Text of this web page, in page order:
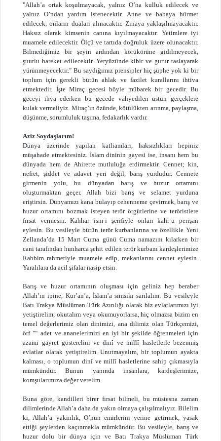
"Allah’a ortak koşulmayacak, yalnız O’na kulluk edilecek ve
yalnız O’ndan yardım istenecektir. Anne ve babaya hürmet
edilecek, onların duaları alınacaktır. Zinaya yaklaşılmayacaktır.
Haksız olarak kimsenin canına kıyılmayacaktır. Yetimlere iyi
muamele edilecektir. Ölçü ve tartıda doğruluk üzere olunacaktır.
Bilmediğimiz bir şeyin ardından körükörüne gidilmeyecek,
şuurlu hareket edilecektir. Yeryüzünde kibir ve gurur taslayarak
yürünmeyecektir." Bu saydığımız prensipler hiç şüphe yok ki bir
toplum için gerekli bütün ahlak ve fazilet kurallarını ihtiva
etmektedir. İşte Miraç gecesi böyle mübarek bir gecedir. Bu
geceyi ihya ederken bu gecede vahyedilen üstün gerçeklere
kulak vermeliyiz. Miraç’ın özünde, kötülükten arınma, paylaşma,
düşünme, sorumluluk taşıma, fedakarlık vardır.
Aziz Soydaşlarım!
Dünya üzerinde yapılan katliamları, haksızlıkları hepiniz
müşahade etmektesiniz. İslam dininin gayesi ise, insanı hem bu
dünyada hem de Ahirette mutluluğa erdirmektir. Cennet; kin,
nefret, şiddet ve adavet yeri değil, barış yurdudur. Cennete
girmenin yolu, bu dünyadan barış ve huzur ortamını
oluşturmaktan geçer. Allah bizi barış ve selamet yurduna
eriştirsin. Dünyamızı kana bulayıp cehenneme çevirmek, barış ve
huzur ortamını bozmak isteyen terör örgütlerine ve teröristlere
fırsat vermesin. Kahhar ism-i şerifiyle onları kahr-u perişan
eylesin. Bu vesileyle bütün terör kurbanlarına ve özellikle Yeni
Zellanda’da 15 Mart Cuma günü Cuma namazını kılarken bir
cani tarafından hunharca şehit edilen terör kurbanı kardeşlerimize
Rabbim rahmetiyle muamele edip, mekanlarını cennet eylesin.
Yaralılara da acil şifalar nasip etsin.
Barış ve huzur ortamının oluşması için geliniz hep beraber
Allah’ın ipine, Kur’an’a, İslam’a sımsıkı sarılalım. Bu vesileyle
Batı Trakya Müslüman Türk Azınlığı olarak biz evlatlarımızı iyi
yetiştirelim, okutalım veya okumuyorlarsa, hiç olmazsa bizim en
temel değerlerimiz olan dinimizi, ana dilimiz olan Türkçemizi,
örf "“ adet ve ananelerimizi en iyi bir şekilde öğrenmeleri için
azami gayret gösterelim ve dinî ve millî hasletlerle bezenmiş
evlatlar olarak yetiştirelim. Unutmayalım, bir toplumun ayakta
kalması, o toplumun dinî ve millî hasletlerine sahip çıkmasıyla
mümkündür. Bunun yanında insanlara, kardeşlerimize,
komşularımıza değer verelim.
Buna göre, kandilleri birer fırsat bilmeli, bu müstesna zaman
dilimlerinde Allah’a daha da yakın olmaya çalışılmalıyız. Bilelim
ki, Allah’a yakınlık, O’nun emirlerini yerine getirmek, yasak
ettiği şeylerden kaçınmakla mümkündür. Bu vesileyle, barış ve
huzur dolu bir dünya için ve Batı Trakya Müslüman Türk